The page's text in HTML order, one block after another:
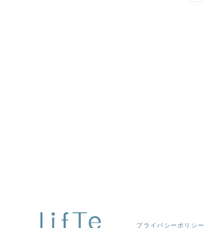
プライバシーポリシー